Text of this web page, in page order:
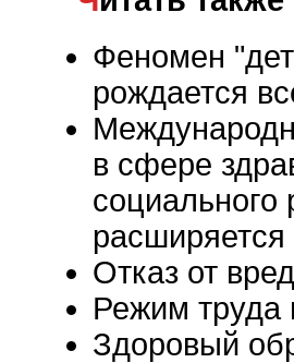
Феномен
рождается
в сфере
социального
расширяется
Отказ от
Режим труда
Здоровый